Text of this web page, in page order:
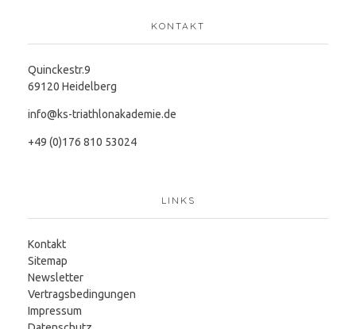
KONTAKT
Quinckestr.9
69120 Heidelberg
info@ks-triathlonakademie.de
+49 (0)176 810 53024
LINKS
Kontakt
Sitemap
Newsletter
Vertragsbedingungen
Impressum